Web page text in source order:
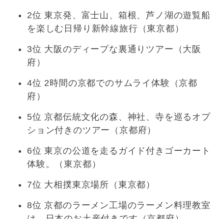
2位 東京発、富士山、箱根、芦ノ湖の遊覧船
を楽しむ日帰り新幹線旅行（東京都）
3位 大阪のディープな裏通りツアー（大阪
府）
4位 2時間の京都でのサムライ体験（京都
府）
5位 京都伝統文化の森、神社、寺を巡るオプ
ション付きのツアー（京都府）
6位 東京の公道を走るガイド付きゴーカート
体験。（東京都）
7位 大相撲東京場所（東京都）
8位 京都のラーメン工場のラーメン料理教室